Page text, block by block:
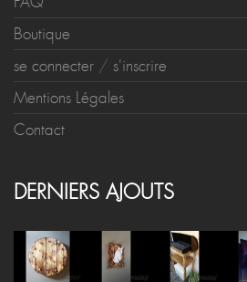
Boutique
se connecter / s'inscrire
Mentions Légales
Contact
DERNIERS AJOUTS